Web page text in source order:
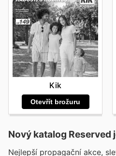
Kik
Otevřít brožuru
Nový katalog Reserved
Nejlepší propagační akce,